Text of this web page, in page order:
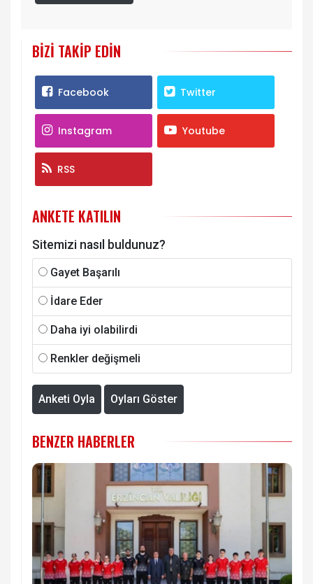
BIZI TAKIP EDIN
Facebook Twitter
Instagram Youtube
RSS
ANKETE KATILIN
Sitemizi nasıl buldunuz?
Gayet Başarılı
İdare Eder
Daha iyi olabilirdi
Renkler değişmeli
Anketi Oyla Oyları Göster
BENZER HABERLER